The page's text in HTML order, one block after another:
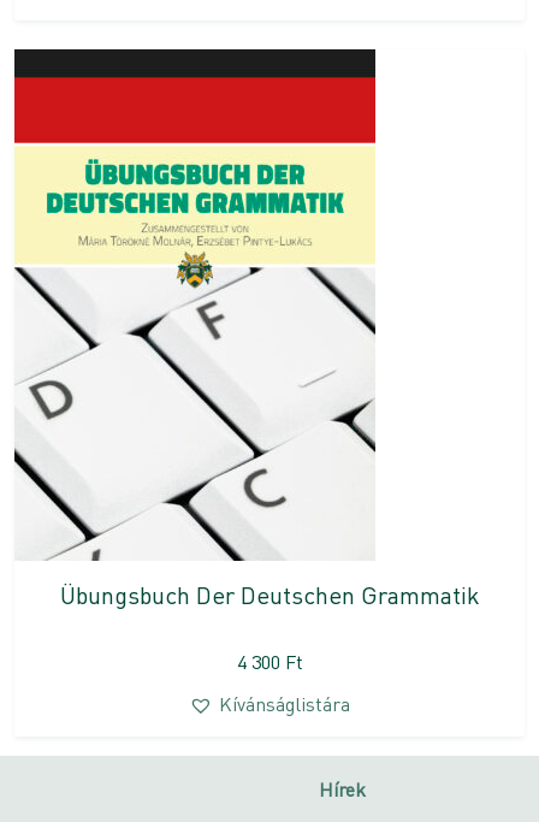
Übungsbuch Der Deutschen Grammatik
4 300 Ft
Kívánságlistára
Hírek